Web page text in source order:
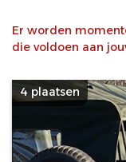
Er worden
die voldoen aan
4 plaatsen